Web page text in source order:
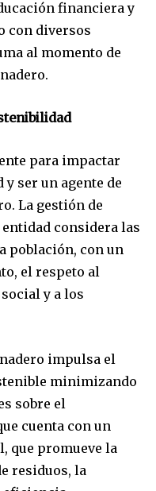
financiera y
con diversos
al momento de
para impactar
ser un agente de
La gestión de
considera las
población, con un
el respeto al
y a los
impulsa el
minimizando
sobre el
cuenta con un
que promueve la
residuos, la